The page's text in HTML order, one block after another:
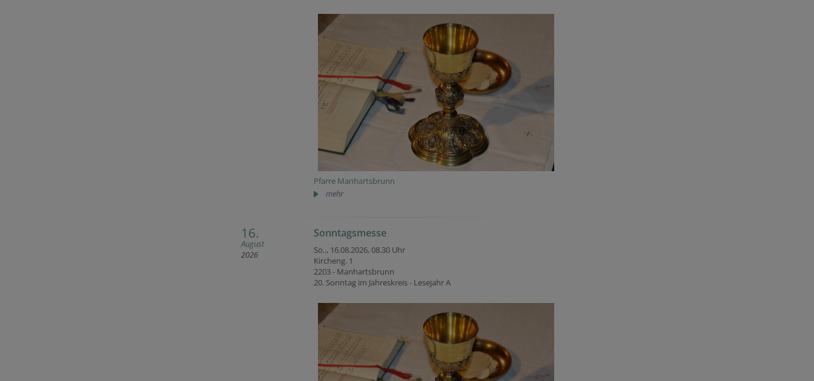
Pfarre Manhartsbrunn
mehr
16.
August
2026
Sonntagsmesse
So.., 16.08.2026,08.30 Uhr
Kircheng. 1
2203 - Manhartsbrunn
20. Sonntag im Jahreskreis - Lesejahr A